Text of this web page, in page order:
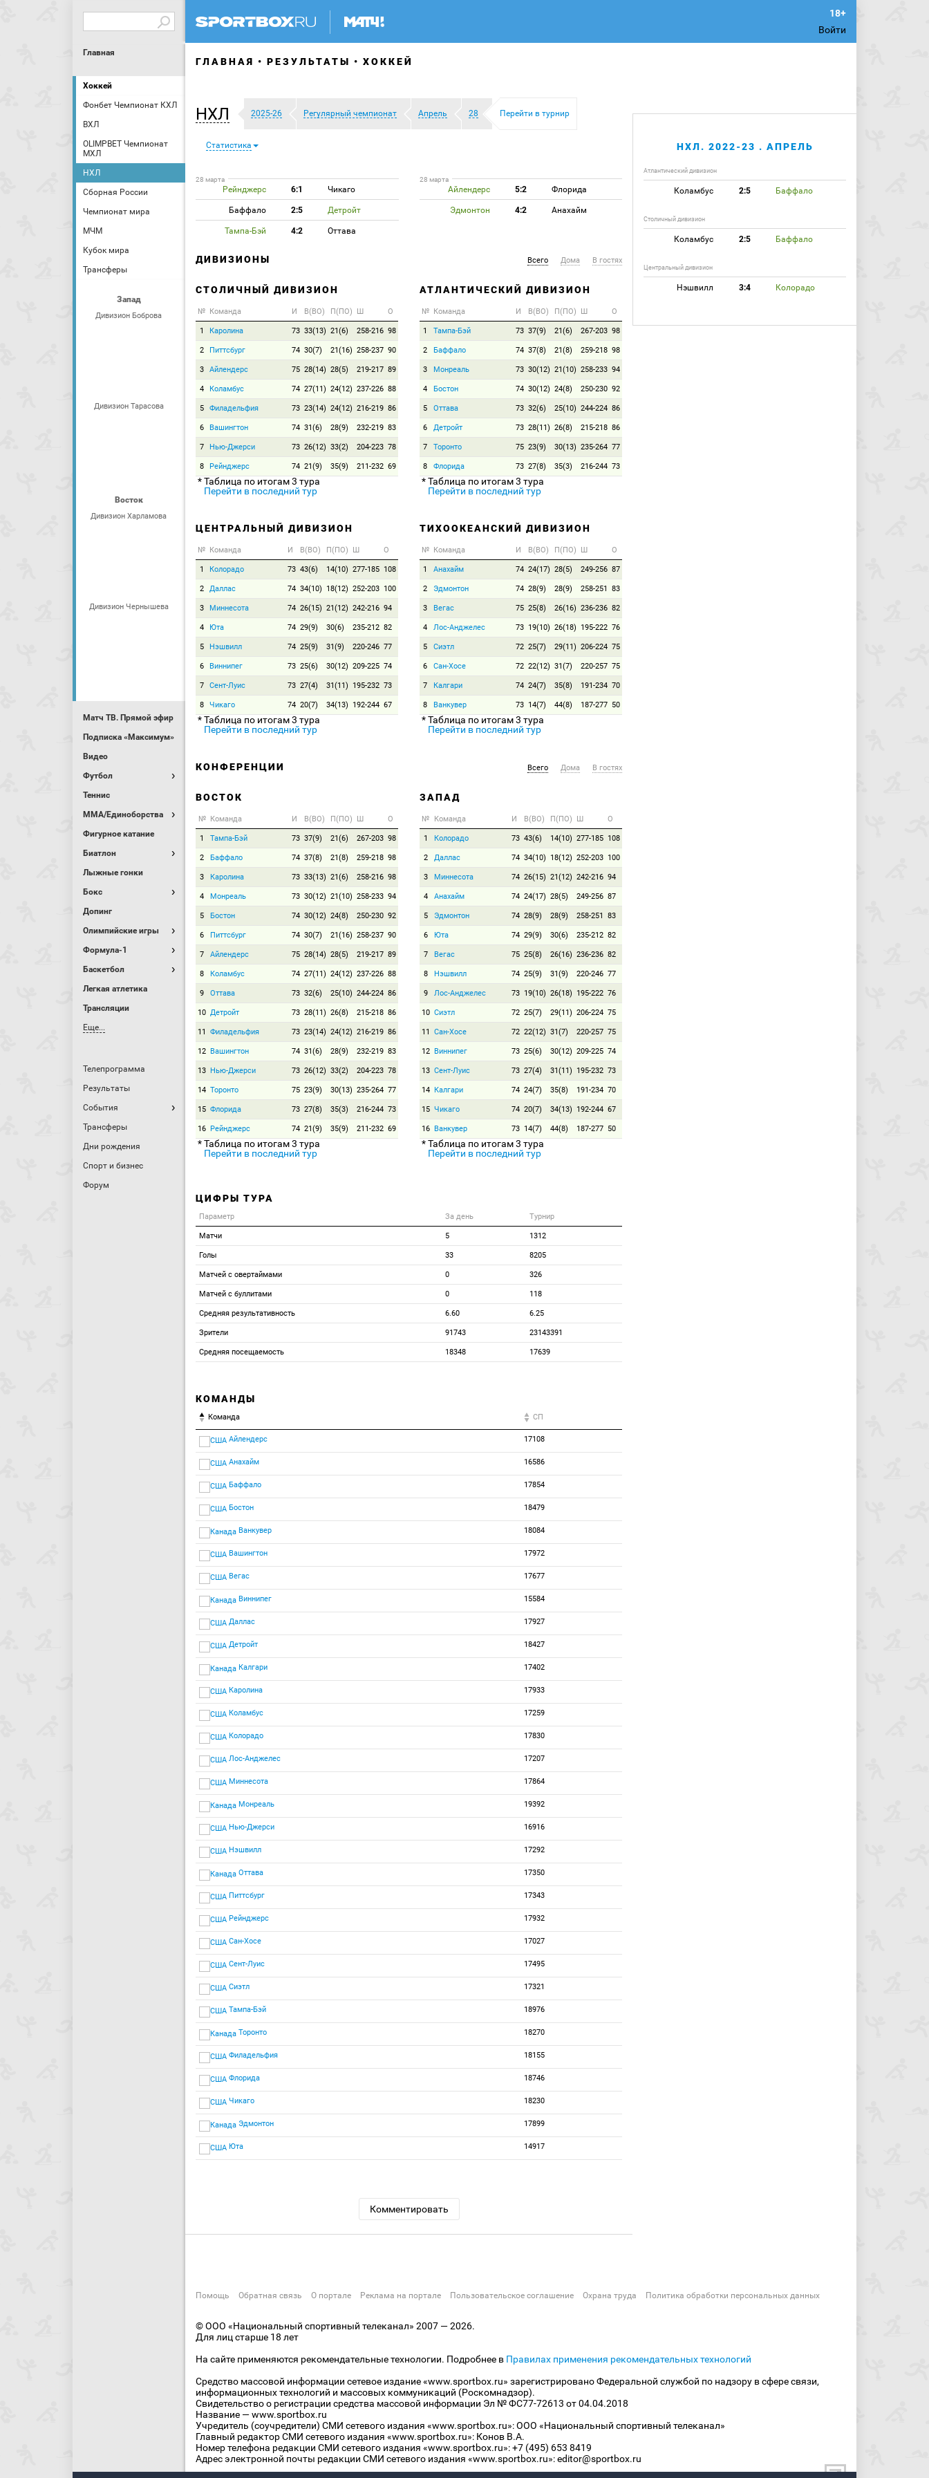
Войти
Главная
Хоккей
Фонбет Чемпионат КХЛ
ВХЛ
OLIMPBET Чемпионат
МХЛ
НХЛ
Сборная России
Чемпионат мира
МЧМ
Кубок мира
Трансферы
Запад
Дивизион Боброва
Дивизион Тарасова
Восток
Дивизион Харламова
Дивизион Чернышева
Матч ТВ. Прямой эфир
Подписка «Максимум»
Видео
Футбол
Теннис
MMA/Единоборства
Фигурное катание
Биатлон
Лыжные гонки
Бокс
Допинг
Олимпийские игры
Формула-1
Баскетбол
Легкая атлетика
Трансляции
Еще...
Телепрограмма
Результаты
События
Трансферы
Дни рождения
Спорт и бизнес
Форум
ГЛАВНАЯ РЕЗУЛЬТАТЫ ХОККЕЙ
НХЛ 2025-26 Регулярный чемпионат Апрель 28 Перейти в турнир
Статистика
28 марта
Рейнджерс 6:1 Чикаго
Баффало 2:5 Детройт
Тампа-Бэй 4:2 Оттава
28 марта
Айлендерс 5:2 Флорида
Эдмонтон 4:2 Анахайм
Всего Дома В гостях
ДИВИЗИОНЫ
СТОЛИЧНЫЙ ДИВИЗИОН
№ Команда И В(ВО) П(ПО) Ш О
1 Каролина 73 33(13) 21(6) 258-216 98
2 Питтсбург 74 30(7) 21(16) 258-237 90
3 Айлендерс 75 28(14) 28(5) 219-217 89
4 Коламбус 74 27(11) 24(12) 237-226 88
5 Филадельфия 73 23(14) 24(12) 216-219 86
6 Вашингтон 74 31(6) 28(9) 232-219 83
7 Нью-Джерси 73 26(12) 33(2) 204-223 78
8 Рейнджерс 74 21(9) 35(9) 211-232 69
* Таблица по итогам 3 тура
Перейти в последний тур
АТЛАНТИЧЕСКИЙ ДИВИЗИОН
№ Команда И В(ВО) П(ПО) Ш О
1 Тампа-Бэй 73 37(9) 21(6) 267-203 98
2 Баффало 74 37(8) 21(8) 259-218 98
3 Монреаль 73 30(12) 21(10) 258-233 94
4 Бостон 74 30(12) 24(8) 250-230 92
5 Оттава 73 32(6) 25(10) 244-224 86
6 Детройт 73 28(11) 26(8) 215-218 86
7 Торонто 75 23(9) 30(13) 235-264 77
8 Флорида 73 27(8) 35(3) 216-244 73
* Таблица по итогам 3 тура
Перейти в последний тур
ЦЕНТРАЛЬНЫЙ ДИВИЗИОН
№ Команда И В(ВО) П(ПО) Ш О
1 Колорадо 73 43(6) 14(10) 277-185 108
2 Даллас 74 34(10) 18(12) 252-203 100
3 Миннесота 74 26(15) 21(12) 242-216 94
4 Юта 74 29(9) 30(6) 235-212 82
5 Нэшвилл 74 25(9) 31(9) 220-246 77
6 Виннипег 73 25(6) 30(12) 209-225 74
7 Сент-Луис 73 27(4) 31(11) 195-232 73
8 Чикаго 74 20(7) 34(13) 192-244 67
* Таблица по итогам 3 тура
Перейти в последний тур
ТИХООКЕАНСКИЙ ДИВИЗИОН
№ Команда И В(ВО) П(ПО) Ш О
1 Анахайм 74 24(17) 28(5) 249-256 87
2 Эдмонтон 74 28(9) 28(9) 258-251 83
3 Вегас 75 25(8) 26(16) 236-236 82
4 Лос-Анджелес 73 19(10) 26(18) 195-222 76
5 Сиэтл 72 25(7) 29(11) 206-224 75
6 Сан-Хосе 72 22(12) 31(7) 220-257 75
7 Калгари 74 24(7) 35(8) 191-234 70
8 Ванкувер 73 14(7) 44(8) 187-277 50
* Таблица по итогам 3 тура
Перейти в последний тур
Всего Дома В гостях
КОНФЕРЕНЦИИ
ВОСТОК
№ Команда И В(ВО) П(ПО) Ш О
1 Тампа-Бэй 73 37(9) 21(6) 267-203 98
2 Баффало 74 37(8) 21(8) 259-218 98
3 Каролина 73 33(13) 21(6) 258-216 98
4 Монреаль 73 30(12) 21(10) 258-233 94
5 Бостон 74 30(12) 24(8) 250-230 92
6 Питтсбург 74 30(7) 21(16) 258-237 90
7 Айлендерс 75 28(14) 28(5) 219-217 89
8 Коламбус 74 27(11) 24(12) 237-226 88
9 Оттава 73 32(6) 25(10) 244-224 86
10 Детройт 73 28(11) 26(8) 215-218 86
11 Филадельфия 73 23(14) 24(12) 216-219 86
12 Вашингтон 74 31(6) 28(9) 232-219 83
13 Нью-Джерси 73 26(12) 33(2) 204-223 78
14 Торонто 75 23(9) 30(13) 235-264 77
15 Флорида 73 27(8) 35(3) 216-244 73
16 Рейнджерс 74 21(9) 35(9) 211-232 69
* Таблица по итогам 3 тура
Перейти в последний тур
ЗАПАД
№ Команда И В(ВО) П(ПО) Ш О
1 Колорадо 73 43(6) 14(10) 277-185 108
2 Даллас 74 34(10) 18(12) 252-203 100
3 Миннесота 74 26(15) 21(12) 242-216 94
4 Анахайм 74 24(17) 28(5) 249-256 87
5 Эдмонтон 74 28(9) 28(9) 258-251 83
6 Юта 74 29(9) 30(6) 235-212 82
7 Вегас 75 25(8) 26(16) 236-236 82
8 Нэшвилл 74 25(9) 31(9) 220-246 77
9 Лос-Анджелес 73 19(10) 26(18) 195-222 76
10 Сиэтл 72 25(7) 29(11) 206-224 75
11 Сан-Хосе 72 22(12) 31(7) 220-257 75
12 Виннипег 73 25(6) 30(12) 209-225 74
13 Сент-Луис 73 27(4) 31(11) 195-232 73
14 Калгари 74 24(7) 35(8) 191-234 70
15 Чикаго 74 20(7) 34(13) 192-244 67
16 Ванкувер 73 14(7) 44(8) 187-277 50
* Таблица по итогам 3 тура
Перейти в последний тур
ЦИФРЫ ТУРА
Параметр За день Турнир
Матчи 5 1312
Голы 33 8205
Матчей с овертаймами 0 326
Матчей с буллитами 0 118
Средняя результативность 6.60 6.25
Зрители 91743 23143391
Средняя посещаемость 18348 17639
КОМАНДЫ
Команда СП
Айлендерс 17108
Анахайм 16586
Баффало 17854
Бостон 18479
Ванкувер 18084
Вашингтон 17972
Вегас 17677
Виннипег 15584
Даллас 17927
Детройт 18427
Калгари 17402
Каролина 17933
Коламбус 17259
Колорадо 17830
Лос-Анджелес 17207
Миннесота 17864
Монреаль 19392
Нью-Джерси 16916
Нэшвилл 17292
Оттава 17350
Питтсбург 17343
Рейнджерс 17932
Сан-Хосе 17027
Сент-Луис 17495
Сиэтл 17321
Тампа-Бэй 18976
Торонто 18270
Филадельфия 18155
Флорида 18746
Чикаго 18230
Эдмонтон 17899
Юта 14917
Комментировать
НХЛ. 2022-23 . АПРЕЛЬ
Атлантический дивизион
Коламбус 2:5 Баффало
Столичный дивизион
Коламбус 2:5 Баффало
Центральный дивизион
Нэшвилл 3:4 Колорадо
Помощь Обратная связь О портале Реклама на портале Пользовательское соглашение Охрана труда Политика обработки персональных данных
© ООО «Национальный спортивный телеканал» 2007 — 2026.
Для лиц старше 18 лет
На сайте применяются рекомендательные технологии. Подробнее в Правилах применения рекомендательных технологий
Средство массовой информации сетевое издание «www.sportbox.ru» зарегистрировано Федеральной службой по надзору в сфере связи,
информационных технологий и массовых коммуникаций (Роскомнадзор).
Свидетельство о регистрации средства массовой информации Эл № ФС77-72613 от 04.04.2018
Название — www.sportbox.ru
Учредитель (соучредители) СМИ сетевого издания «www.sportbox.ru»: ООО «Национальный спортивный телеканал»
Главный редактор СМИ сетевого издания «www.sportbox.ru»: Конов В.А.
Номер телефона редакции СМИ сетевого издания «www.sportbox.ru»: +7 (495) 653 8419
Адрес электронной почты редакции СМИ сетевого издания «www.sportbox.ru»: editor@sportbox.ru